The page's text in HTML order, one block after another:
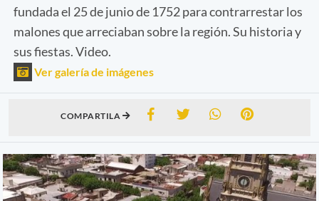
fundada el 25 de junio de 1752 para contrarrestar los
malones que arreciaban sobre la región. Su historia y
sus fiestas. Video.
Ver galería de imágenes
COMPARTILA